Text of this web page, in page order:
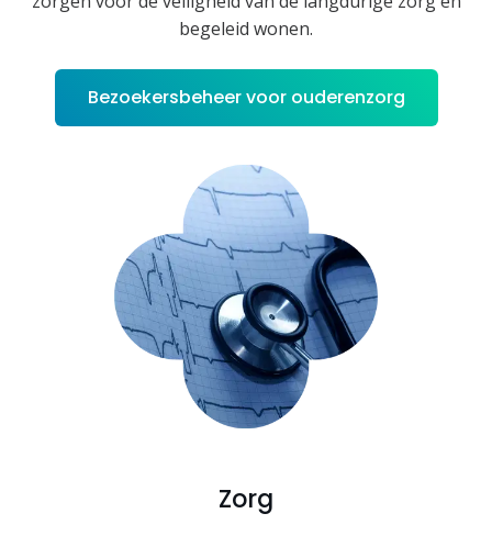
begeleid wonen.
Bezoekersbeheer voor ouderenzorg
Zorg